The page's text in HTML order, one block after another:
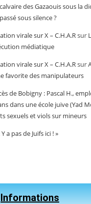
des Gazaouis sous la
sous silence ?
virale sur X – C.H.A.Rsur
médiatique
virale sur X – C.H.A.Rsur
favorite des manipulateurs
de Bobigny : Pascal H.,
dans une école juive (Yad
sexuels et viols sur mineurs
a pas de Juifs ici ! »
Informations